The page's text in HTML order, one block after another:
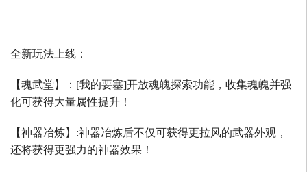
全新玩法上线：
【魂武堂】： [我的要塞]开放魂魄探索功能，收集魂魄并强
化可获得大量属性提升！
【神器冶炼】 :神器冶炼后不仅可获得更拉风的武器外观，
还将获得更强力的神器效果！